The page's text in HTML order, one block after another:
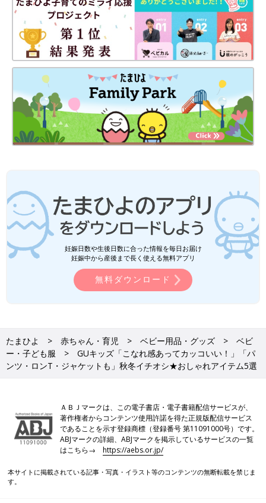
そこで今回は、通園にぴったりの秋冬の子ども
服をご紹介します。現役保育士のおすすめポイ
ントや選び方のアドバイスとあわせて、ぜひ参
考にしてみてくださいね！
西松屋「着心地・耐久性も◎」「399円
なのに高クオリティ」元子ども服販売員
ライターが推す★秋冬のお出かけアイテ
ム5選
今回ご紹介するのは、西松屋で購入できる「お
出かけアイテム」です。デザインや生地感が秋
冬っぽく、オシャレなお出かけアイテムを集め
ました！元子ども服販売員ライターが、コーデ
のポイントやアイテムの魅力もお伝えしていま
すので、ぜひチェックしてくださいね♪
ご紹介したアイテムは、どれもおしゃれでしたね！可愛らしいも
のから、かっこいいデザインまでと、幅広いお洋服があるGU。
お子さんのその日の気分で雰囲気を変えたり、きょうだいや親子
●記事内容でご紹介している投稿、リンク先は、削除される場合
があります。あらかじめご了承ください。
●記事の内容は2025年10月の情報で、現在と異なる場合がありま
●記事内の価格はすべて税込み、2025年10月時点のものです。
妊娠日数や生後日数に合った情報を毎日お届け
妊娠中から産後まで長く使える無料アプリ
無料ダウンロード
たまひよ 赤ちゃん・育児 ベビー用品・グッズ
ベビ
ー・子ども服
GUキッズ「こなれ感あってカッコいい！」「パ
ンツ・ロンT・ジャケットも」秋冬イチオシ★おしゃれアイテム5選
ＡＢＪマークは、この電子書店・電子書籍配信サービスが、
著作権者からコンテンツ使用許諾を得た正規版配信サービス
であることを示す登録商標（登録番号 第11091000号）です。
ABJマークの詳細、ABJマークを掲示しているサービスの一覧
はこちら→https://aebs.or.jp/
本サイトに掲載されている記事・写真・イラスト等のコンテンツの無断転載を禁じま
す。